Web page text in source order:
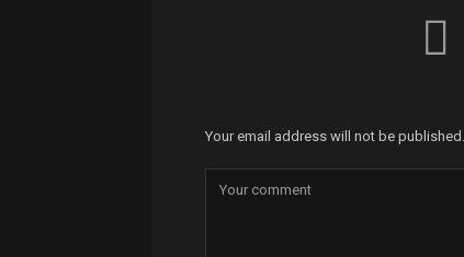
Your email address will not be published.